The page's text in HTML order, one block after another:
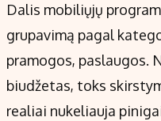
Dalis mobiliųjų
grupavimą pagal
pramogos, paslaugos.
biudžetas, toks
realiai nukeliauja